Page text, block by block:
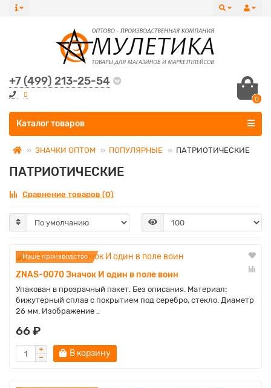
+7 (499) 213-25-54
0
Все категории
Каталог товаров
ЗНАЧКИ ОПТОМ ПОПУЛЯРНЫЕ ПАТРИОТИЧЕСКИЕ
ПАТРИОТИЧЕСКИЕ
Сравнение товаров (0)
Наше производство
ZNAS-0070 Значок И один в поле воин
Упакован в прозрачный пакет. Без описания. Материал:
бижутерный сплав с покрытием под серебро, стекло. Диаметр
26 мм. Изображение ..
66 ₽
В корзину